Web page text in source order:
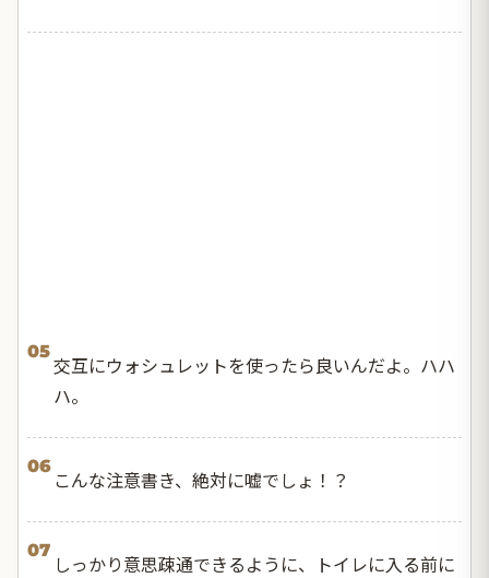
05
交互にウォシュレットを使ったら良いんだよ。ハハ
ハ。
06
こんな注意書き、絶対に嘘でしょ！？
07
しっかり意思疎通できるように、トイレに入る前に